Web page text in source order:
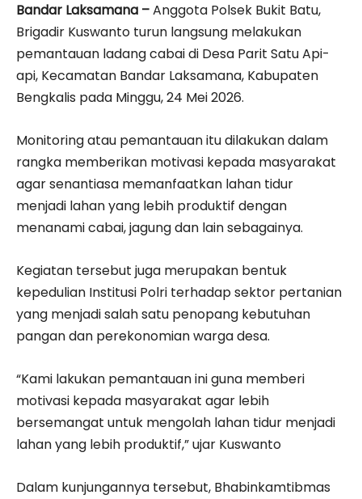
Bandar Laksamana –Anggota Polsek Bukit Batu,
Brigadir Kuswanto turun langsung melakukan
pemantauan ladang cabai di Desa Parit Satu Api-
api, Kecamatan Bandar Laksamana, Kabupaten
Bengkalis pada Minggu, 24 Mei 2026.
Monitoring atau pemantauan itu dilakukan dalam
rangka memberikan motivasi kepada masyarakat
agar senantiasa memanfaatkan lahan tidur
menjadi lahan yang lebih produktif dengan
menanami cabai, jagung dan lain sebagainya.
Kegiatan tersebut juga merupakan bentuk
kepedulian Institusi Polri terhadap sektor pertanian
yang menjadi salah satu penopang kebutuhan
pangan dan perekonomian warga desa.
“Kami lakukan pemantauan ini guna memberi
motivasi kepada masyarakat agar lebih
bersemangat untuk mengolah lahan tidur menjadi
lahan yang lebih produktif,” ujar Kuswanto
Dalam kunjungannya tersebut, Bhabinkamtibmas